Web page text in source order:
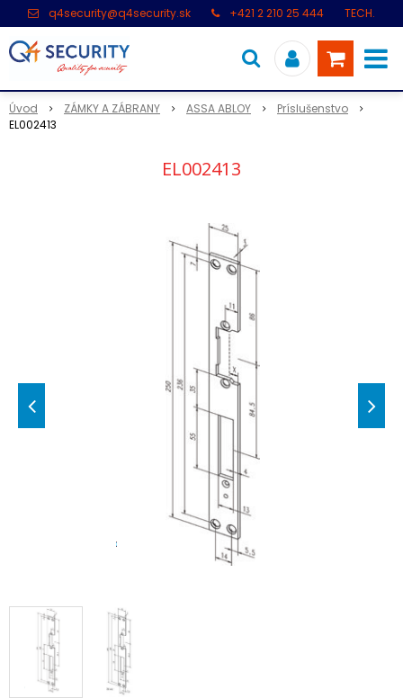
q4security@q4security.sk +421 2 210 25 444
TECH.
Úvod ZÁMKY A ZÁBRANY ASSA ABLOY
Príslušenstvo
EL002413
EL002413